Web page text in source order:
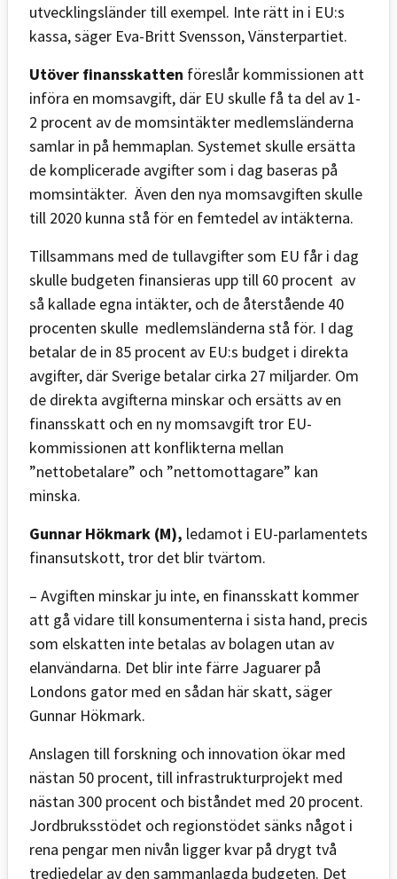
utvecklingsländer till exempel. Inte rätt in i EU:s
kassa, säger Eva-Britt Svensson, Vänsterpartiet.
Utöver finansskatten föreslår kommissionen att
införa en momsavgift, där EU skulle få ta del av 1-
2 procent av de momsintäkter medlemsländerna
samlar in på hemmaplan. Systemet skulle ersätta
de komplicerade avgifter som i dag baseras på
momsintäkter. Även den nya momsavgiften skulle
till 2020 kunna stå för en femtedel av intäkterna.
Tillsammans med de tullavgifter som EU får i dag
skulle budgeten finansieras upp till 60 procent av
så kallade egna intäkter, och de återstående 40
procenten skulle medlemsländerna stå för. I dag
betalar de in 85 procent av EU:s budget i direkta
avgifter, där Sverige betalar cirka 27 miljarder. Om
de direkta avgifterna minskar och ersätts av en
finansskatt och en ny momsavgift tror EU-
kommissionen att konflikterna mellan
”nettobetalare” och ”nettomottagare” kan
minska.
Gunnar Hökmark (M), ledamot i EU-parlamentets
finansutskott, tror det blir tvärtom.
– Avgiften minskar ju inte, en finansskatt kommer
att gå vidare till konsumenterna i sista hand, precis
som elskatten inte betalas av bolagen utan av
elanvändarna. Det blir inte färre Jaguarer på
Londons gator med en sådan här skatt, säger
Gunnar Hökmark.
Anslagen till forskning och innovation ökar med
nästan 50 procent, till infrastrukturprojekt med
nästan 300 procent och biståndet med 20 procent.
Jordbruksstödet och regionstödet sänks något i
rena pengar men nivån ligger kvar på drygt två
tredjedelar av den sammanlagda budgeten. Det